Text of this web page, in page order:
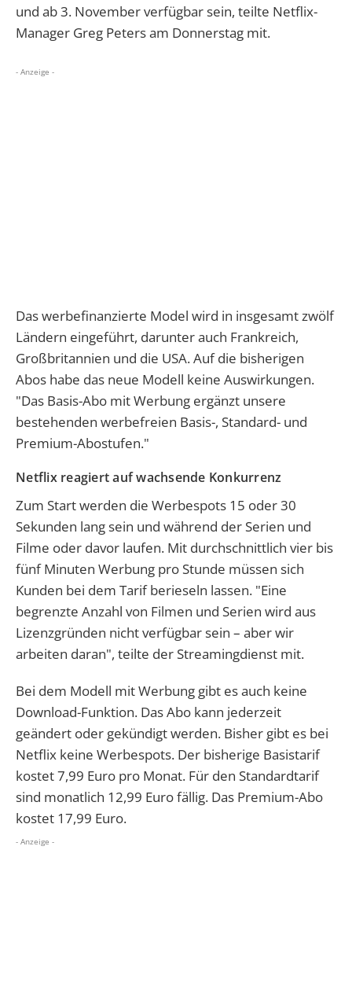
und ab 3. November verfügbar sein, teilte Netflix-
Manager Greg Peters am Donnerstag mit.
- Anzeige -
Das werbefinanzierte Model wird in insgesamt zwölf
Ländern eingeführt, darunter auch Frankreich,
Großbritannien und die USA. Auf die bisherigen
Abos habe das neue Modell keine Auswirkungen.
"Das Basis-Abo mit Werbung ergänzt unsere
bestehenden werbefreien Basis-, Standard- und
Premium-Abostufen."
Netflix reagiert auf wachsende Konkurrenz
Zum Start werden die Werbespots 15 oder 30
Sekunden lang sein und während der Serien und
Filme oder davor laufen. Mit durchschnittlich vier bis
fünf Minuten Werbung pro Stunde müssen sich
Kunden bei dem Tarif berieseln lassen. "Eine
begrenzte Anzahl von Filmen und Serien wird aus
Lizenzgründen nicht verfügbar sein – aber wir
arbeiten daran", teilte der Streamingdienst mit.
Bei dem Modell mit Werbung gibt es auch keine
Download-Funktion. Das Abo kann jederzeit
geändert oder gekündigt werden. Bisher gibt es bei
Netflix keine Werbespots. Der bisherige Basistarif
kostet 7,99 Euro pro Monat. Für den Standardtarif
sind monatlich 12,99 Euro fällig. Das Premium-Abo
kostet 17,99 Euro.
- Anzeige -